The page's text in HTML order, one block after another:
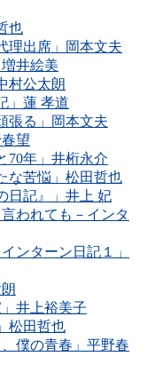
也
理出席」岡本文夫
井絵美
村公太朗
」蓮 孝道
張る」岡本文夫
望
70年」井桁永介
な苦悩」松田哲也
日記』」井上 妃
われても－インタ
ンターン日記１」
井上裕美子
松田哲也
僕の青春」平野春